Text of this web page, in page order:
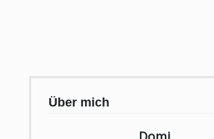
Über mich